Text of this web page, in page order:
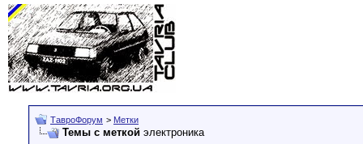
ТавроФорум > Метки
Темы с меткой электроника